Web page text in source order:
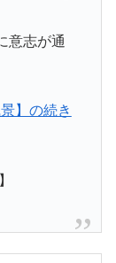
意志が通
】の続き
】